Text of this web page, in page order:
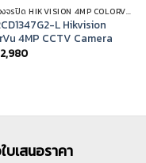
กล้องวงจรปิด HIKVISION 4MP COLORVU IP CAMERA
L Hikvision
4MP CCTV Camera
2,980
เสนอราคา